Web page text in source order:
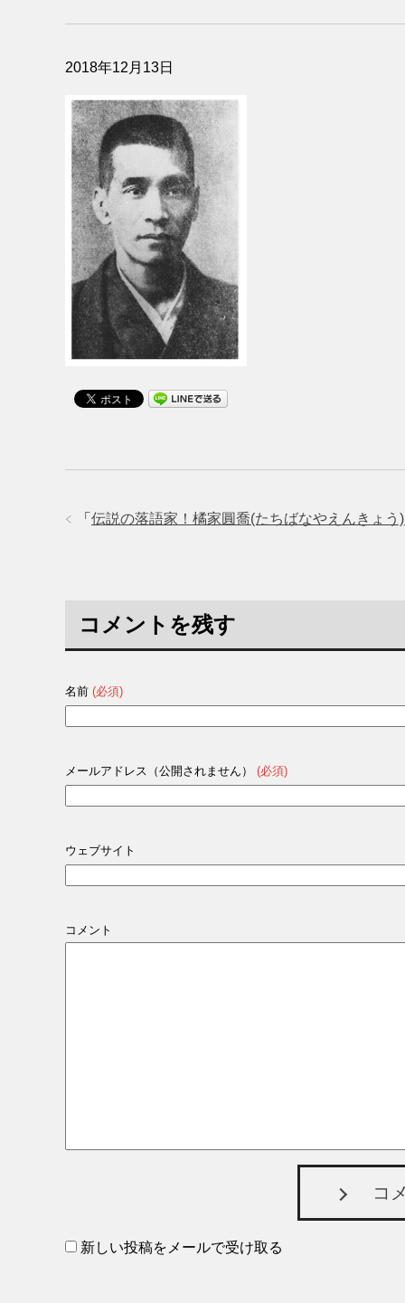
2018年12月13日
「 伝説の落語家！橘家圓喬(たちばなやえんきょう
コメントを残す
名前 (必須)
メールアドレス（公開されません） (必須)
ウェブサイト
コメント
コ
新しい投稿をメールで受け取る